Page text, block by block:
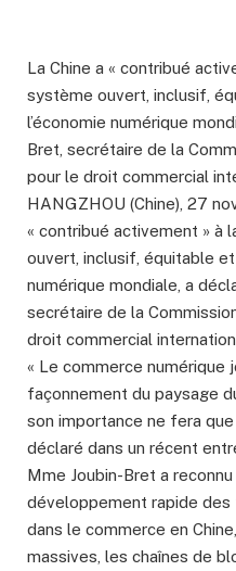
La Chine a « contribué
système ouvert, inclusif,
l’économie numérique
Bret, secrétaire de la
pour le droit commercial
HANGZHOU (Chine), 27
« contribué activement » à
ouvert, inclusif, équitable
numérique mondiale, a
secrétaire de la
droit commercial
« Le commerce numérique
façonnement du paysage
son importance ne fera que
déclaré dans un récent
Mme Joubin-Bret a
développement rapide des
dans le commerce en
massives, les chaînes de